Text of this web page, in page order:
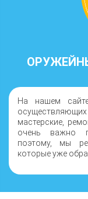
На нашем
мастерские,
очень важно
поэтому, мы
которые уже